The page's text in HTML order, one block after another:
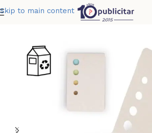
Skip to main content
SET MEMOS TINY